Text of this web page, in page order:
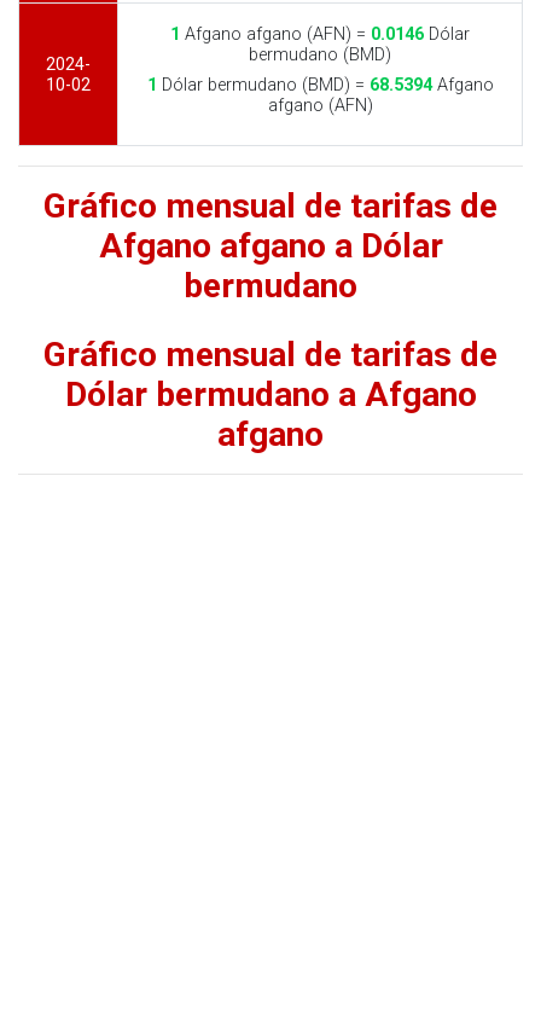
2024-
10-02
1 Afgano afgano (AFN) = 0.0146 Dólar
bermudano (BMD)
1 Dólar bermudano (BMD) = 68.5394Afgano
afgano (AFN)
Gráfico mensual de tarifas de
Afgano afgano a Dólar
bermudano
Gráfico mensual de tarifas de
Dólar bermudano a Afgano
afgano